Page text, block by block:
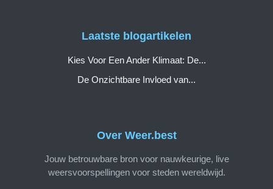
Over Weer.best
Jouw betrouwbare bron voor nauwkeurige, live
weersvoorspellingen voor steden wereldwijd.
Laatste blogartikelen
Kies Voor Een Ander Klimaat: De...
De Onzichtbare Invloed van...